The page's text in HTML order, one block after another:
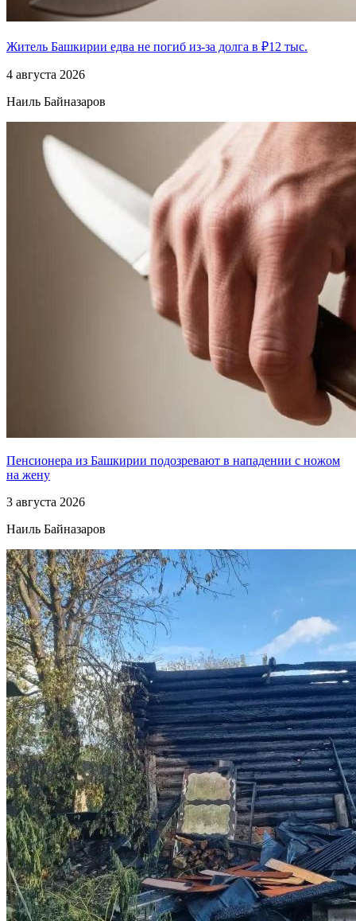
Житель Башкирии едва не погиб из-за долга в ₽12 тыс.
4 августа 2026
Наиль Байназаров
Пенсионера из Башкирии подозревают в нападении с ножом
на жену
3 августа 2026
Наиль Байназаров